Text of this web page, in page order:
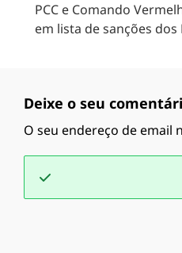
PCC e Comando
em lista de sanções
Deixe o seu
O seu endereço de email